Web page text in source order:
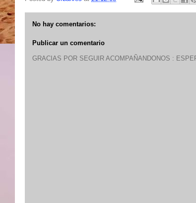
No hay comentarios:
Publicar un comentario
GRACIAS POR SEGUIR ACOMPAÑANDONOS :